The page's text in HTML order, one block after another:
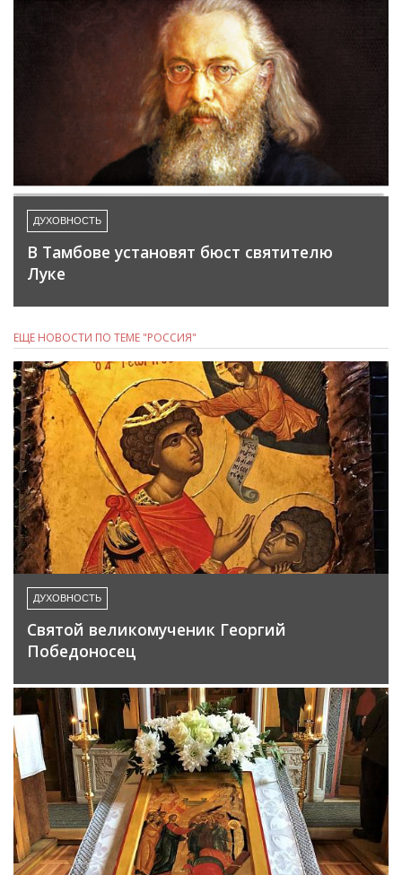
ДУХОВНОСТЬ
В Тамбове установят бюст святителю
Луке
ЕЩЕ НОВОСТИ ПО ТЕМЕ "РОССИЯ"
ДУХОВНОСТЬ
Святой великомученик Георгий
Победоносец